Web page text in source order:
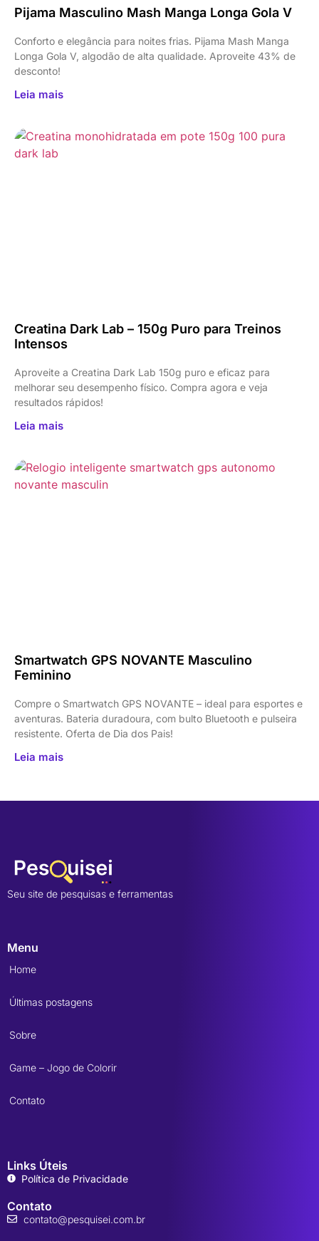
Pijama Masculino Mash Manga Longa Gola V
Conforto e elegância para noites frias. Pijama Mash Manga
Longa Gola V, algodão de alta qualidade. Aproveite 43% de
desconto!
Leia mais
Creatina Dark Lab – 150g Puro para Treinos
Intensos
Aproveite a Creatina Dark Lab 150g puro e eficaz para
melhorar seu desempenho físico. Compra agora e veja
resultados rápidos!
Leia mais
Smartwatch GPS NOVANTE Masculino
Feminino
Compre o Smartwatch GPS NOVANTE – ideal para esportes e
aventuras. Bateria duradoura, com bulto Bluetooth e pulseira
resistente. Oferta de Dia dos Pais!
Leia mais
Seu site de pesquisas e ferramentas
Menu
Home
Últimas postagens
Sobre
Game – Jogo de Colorir
Contato
Links Úteis
Política de Privacidade
Contato
contato@pesquisei.com.br